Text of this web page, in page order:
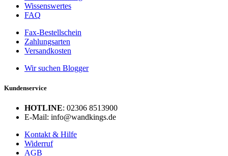
Wissenswertes
FAQ
Fax-Bestellschein
Zahlungsarten
Versandkosten
Wir suchen Blogger
Kundenservice
HOTLINE: 02306 8513900
E-Mail: info@wandkings.de
Kontakt & Hilfe
Widerruf
AGB